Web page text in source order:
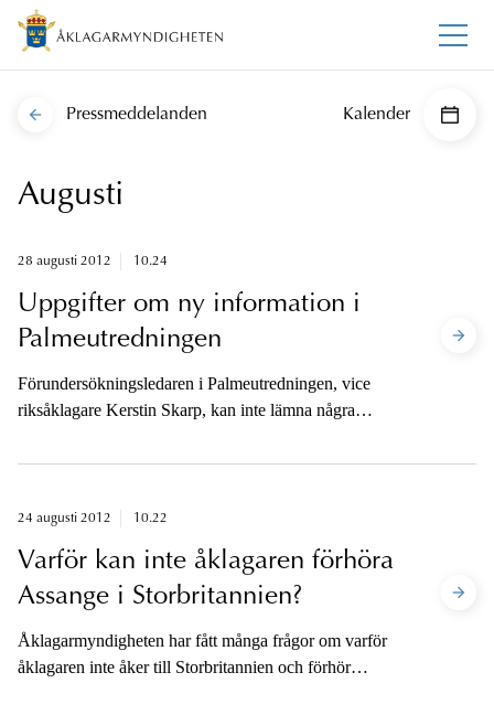
Pressmeddelanden Kalender
Augusti
28 augusti 2012 10.24
Uppgifter om ny information i
Palmeutredningen
Förundersökningsledaren i Palmeutredningen, vice
riksåklagare Kerstin Skarp, kan inte lämna några
24 augusti 2012 10.22
Varför kan inte åklagaren förhöra
Assange i Storbritannien?
Åklagarmyndigheten har fått många frågor om varför
åklagaren inte åker till Storbritannien och förhör